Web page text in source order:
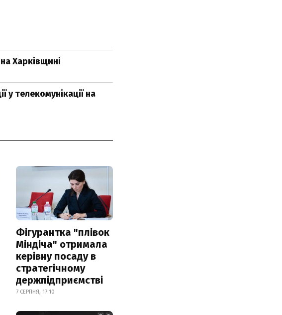
Харківщині
у телекомунікації на
Фігурантка "плівок
Міндіча" отримала
керівну посаду в
стратегічному
держпідприємстві
7 СЕРПНЯ, 17:10